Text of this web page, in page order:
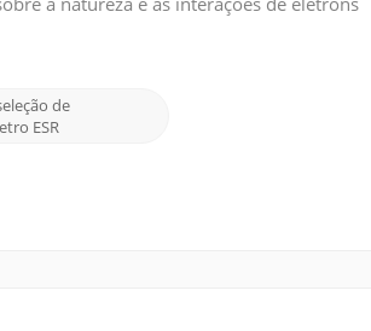
de
ESR